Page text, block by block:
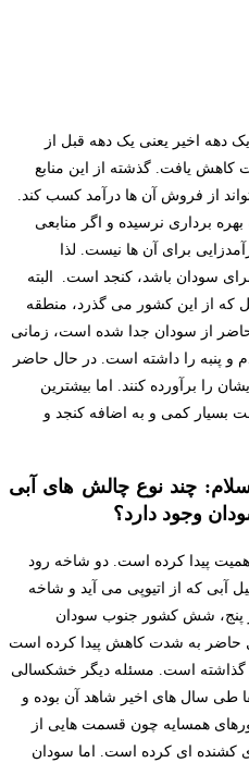
دهه اخیر یعنی یک دهه قبل از
یافت. گذشته از این منابع
از فروش آن ها درآمد کسب کند.
برداری نرسیده و اگر منابعی
برای آن ها نیست. لذا
سودان باشد، کنجد است. البته
که از این کشور می گذرد، منطقه
حاضر از سودان جدا شده است، زمانی
و پنبه را داشته است. در حال حاضر
را برآورده کنند. اما بیشترین
بسیار کمی و به اضافه کنجد و
چند نوع چالش های آبی
وجود دارد؟
پیدا کرده است. دو شاخه رود
آبی که از اتیوپی می آید و شاخه
پنج، شش کشور جنوب سودان
حاضر به شدت کاهش پیدا کرده است
گذاشته است. مسئله دیگر خشکسالی
طی سال های اخیر شاهد آن بوده و
همسایه چون قسمت هایی از
کشنده ای کرده است. اما سودان